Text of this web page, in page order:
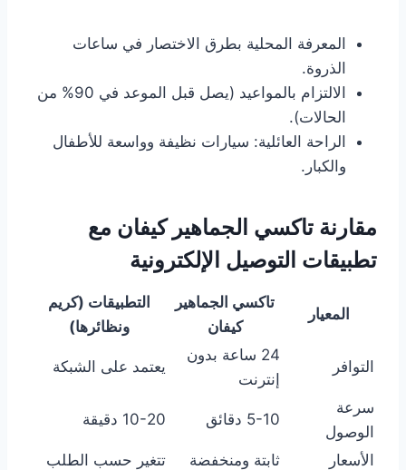
المعرفة المحلية بطرق الاختصار في ساعات
الذروة.
الالتزام بالمواعيد (يصل قبل الموعد في 90% من
الحالات).
الراحة العائلية: سيارات نظيفة وواسعة للأطفال
والكبار.
مقارنة تاكسي الجماهير كيفان مع
تطبيقات التوصيل الإلكترونية
المعيار
تاكسي الجماهير
كيفان
التطبيقات (كريم
ونظائرها)
التوافر
24 ساعة بدون
إنترنت
يعتمد على الشبكة
سرعة
الوصول
5-10 دقائق 10-20 دقيقة
الأسعار ثابتة ومنخفضة
تتغير حسب الطلب